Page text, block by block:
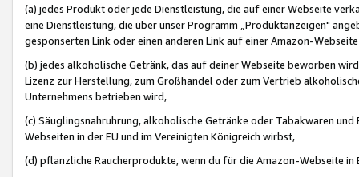
(a) jedes Produkt oder jede Dienstleistung, die auf einer Webseite
eine Dienstleistung, die über unser Programm „Produktanzeigen"
gesponserten Link oder einen anderen Link auf einer Amazon-
(b) jedes alkoholische Getränk, das auf deiner Webseite beworben
Lizenz zur Herstellung, zum Großhandel oder zum Vertrieb
Unternehmens betrieben wird,
(c) Säuglingsnahruhrung, alkoholische Getränke oder Tabakwaren
Webseiten in der EU und im Vereinigten Königreich wirbst,
(d) pflanzliche Raucherprodukte, wenn du für die Amazon-Webseite in